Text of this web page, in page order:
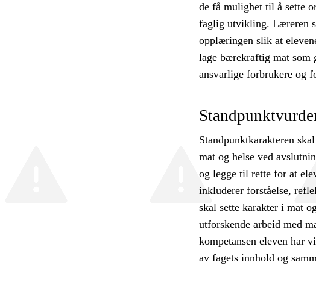
de få mulighet til å sette
faglig utvikling. Læreren
opplæringen slik at
lage bærekraftig mat som
ansvarlige forbrukere og
Standpunktkarakteren
mat og helse ved
og legge til rette for at
inkluderer forståelse,
skal sette karakter i mat
utforskende arbeid med
kompetansen eleven har
av fagets innhold og